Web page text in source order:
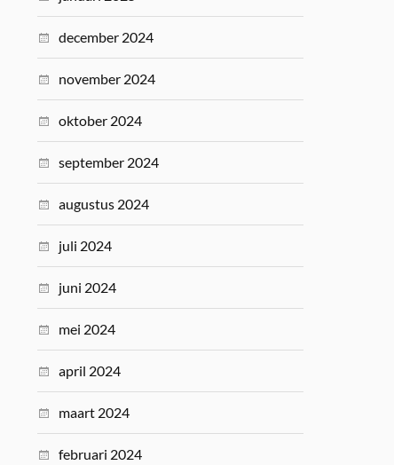
december 2024
november 2024
oktober 2024
september 2024
augustus 2024
juli 2024
juni 2024
mei 2024
april 2024
maart 2024
februari 2024